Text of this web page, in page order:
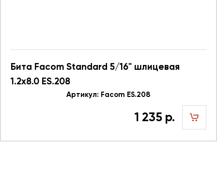
Бита Facom Standard 5/16" шлицевая
1.2х8.0 ES.208
Артикул: Facom ES.208
1 235 р.